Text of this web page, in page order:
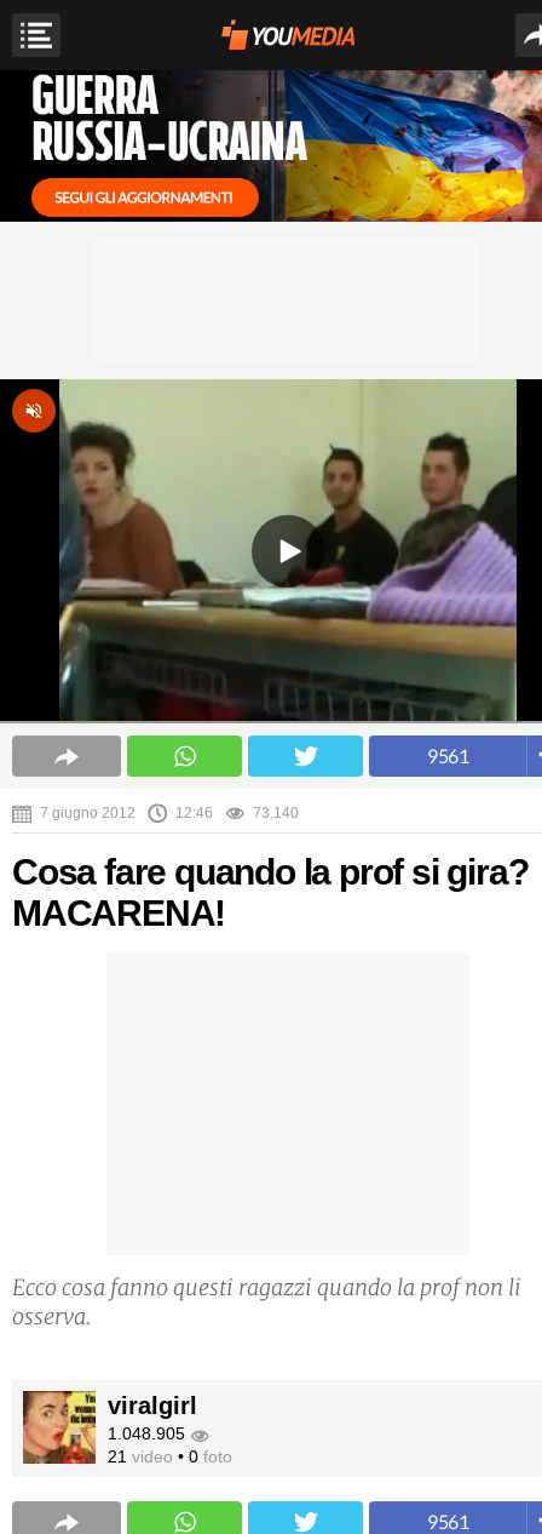
9561
7 giugno 2012 12:46 73.140
Cosa fare quando la prof si gira?
MACARENA!
Ecco cosa fanno questi ragazzi quando la prof non li
osserva.
viralgirl
1.048.905
21 video • 0 foto
9561